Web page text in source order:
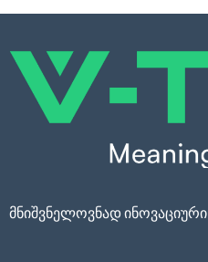
მნიშვნელოვნად ინოვაციური